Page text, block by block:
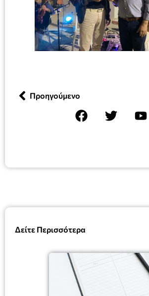
Δείτε Περισσότερα
Προηγούμενο